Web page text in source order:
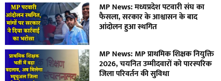
MP News: मध्यप्रदेश पटवारी संघ का
फैसला, सरकार के आश्वासन के बाद
आंदोलन हुआ स्थगित
MP News: MP प्राथमिक शिक्षक नियुक्ति
2026, चयनित उम्मीदवारों को पारस्परिक
जिला परिवर्तन की सुविधा